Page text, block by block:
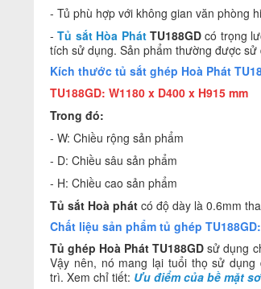
- Tủ phù hợp với không gian văn phòng
-Tủ sắt Hòa PhátTU188GDcó trọng
tích sử dụng. Sản phẩm thường được
Kích thước tủ sắt ghép Hoà Phát
TU188GD: W1180 x D400 x H915 mm
Trong đó:
- W: Chiều rộng sản phẩm
- D: Chiều sâu sản phẩm
- H: Chiều cao sản phẩm
Tủ sắt Hoà phát có độ dày là 0.6mm
Chất liệu sản phẩm tủ ghép TU188GD:
Tủ ghép Hoà Phát TU188GD sử dụng
Vậy nên, nó mang lại tuổi thọ sử
trì. Xem chỉ tiết: Ưu điểm của bề mặt